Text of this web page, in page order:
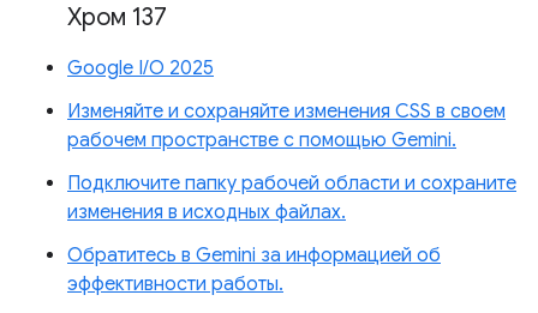
Хром 137
Google I/O 2025
Изменяйте и сохраняйте изменения CSS в своем
рабочем пространстве с помощью Gemini.
Подключите папку рабочей области и сохраните
изменения в исходных файлах.
Обратитесь в Gemini за информацией об
эффективности работы.